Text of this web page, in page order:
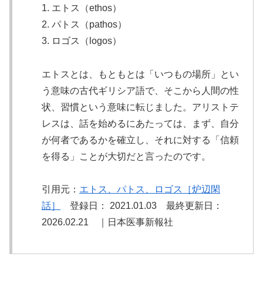
1. エトス（ethos）
2. パトス（pathos）
3. ロゴス（logos）
エトスとは、もともとは「いつもの場所」とい
う意味の古代ギリシア語で、そこから人間の性
状、習慣という意味に転じました。アリストテ
レスは、話を始めるにあたっては、まず、自分
が何者であるかを確立し、それに対する「信頼
を得る」ことが大切だと言ったのです。
引用元： エトス、パトス、ロゴス［炉辺閑
話］
登録日： 2021.01.03 最終更新日：
2026.02.21 ｜日本医事新報社